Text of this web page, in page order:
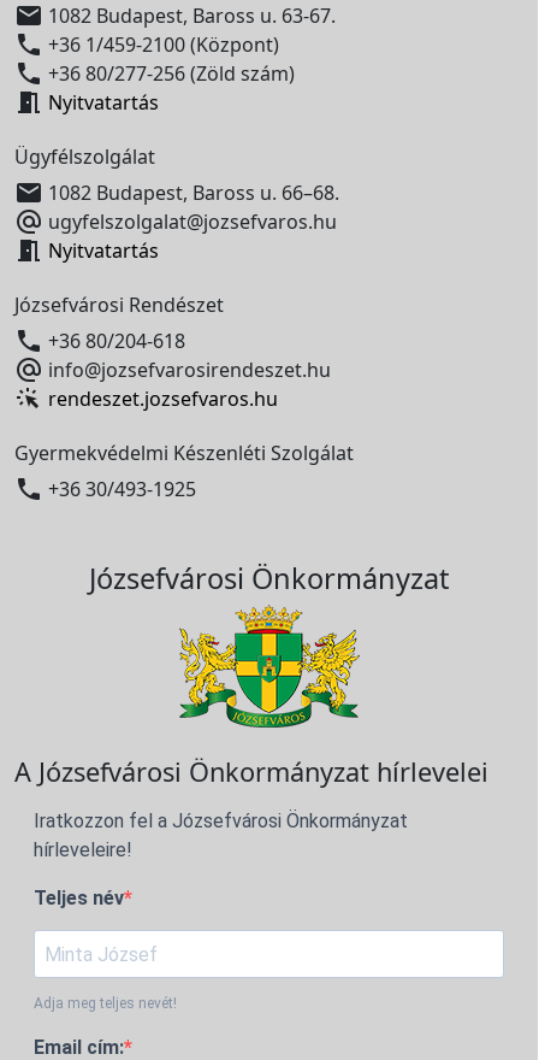
 1082 Budapest, Baross u. 63-67.
 +36 1/459-2100 (Központ)
 +36 80/277-256 (Zöld szám)
 Nyitvatartás
Ügyfélszolgálat
 1082 Budapest, Baross u. 66–68.
 ugyfelszolgalat@jozsefvaros.hu
 Nyitvatartás
Józsefvárosi Rendészet
 +36 80/204-618
 info@jozsefvarosirendeszet.hu
rendeszet.jozsefvaros.hu
Gyermekvédelmi Készenléti Szolgálat
 +36 30/493-1925
Józsefvárosi Önkormányzat
A Józsefvárosi Önkormányzat hírlevelei
Iratkozzon fel a Józsefvárosi Önkormányzat
hírleveleire!
Teljes név
Adja meg teljes nevét!
Email cím: